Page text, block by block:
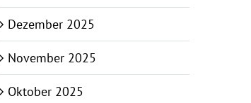
Dezember 2025
November 2025
Oktober 2025